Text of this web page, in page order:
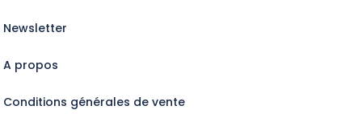
Newsletter
A propos
Conditions générales de vente